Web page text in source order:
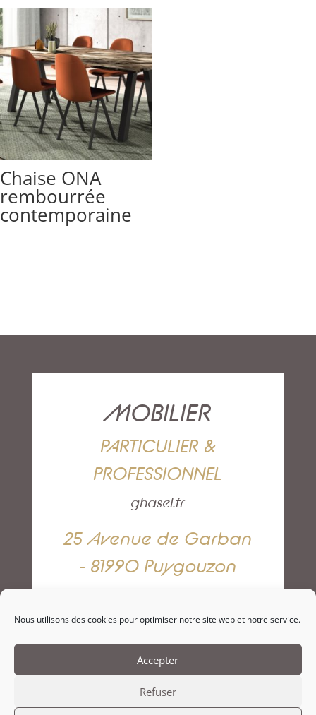
Nous utilisons des cookies pour optimiser notre site web et notre service.
Accepter
Refuser
Chaise ONA
rembourrée
contemporaine
MOBILIER
PARTICULIER &
PROFESSIONNEL
ghasel.fr
25 Avenue de Garban
- 81990 Puygouzon